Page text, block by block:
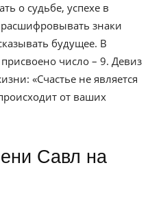
о судьбе, успехе в
знаки
будущее. В
число – 9. Девиз
«Счастье не является
от ваших